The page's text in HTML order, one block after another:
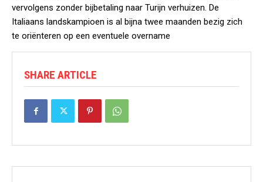
vervolgens zonder bijbetaling naar Turijn verhuizen. De
Italiaans landskampioen is al bijna twee maanden bezig zich
te oriënteren op een eventuele overname
SHARE ARTICLE